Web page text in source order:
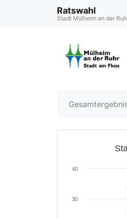
Ratswahl
Stadt Mülheim an der
30
40